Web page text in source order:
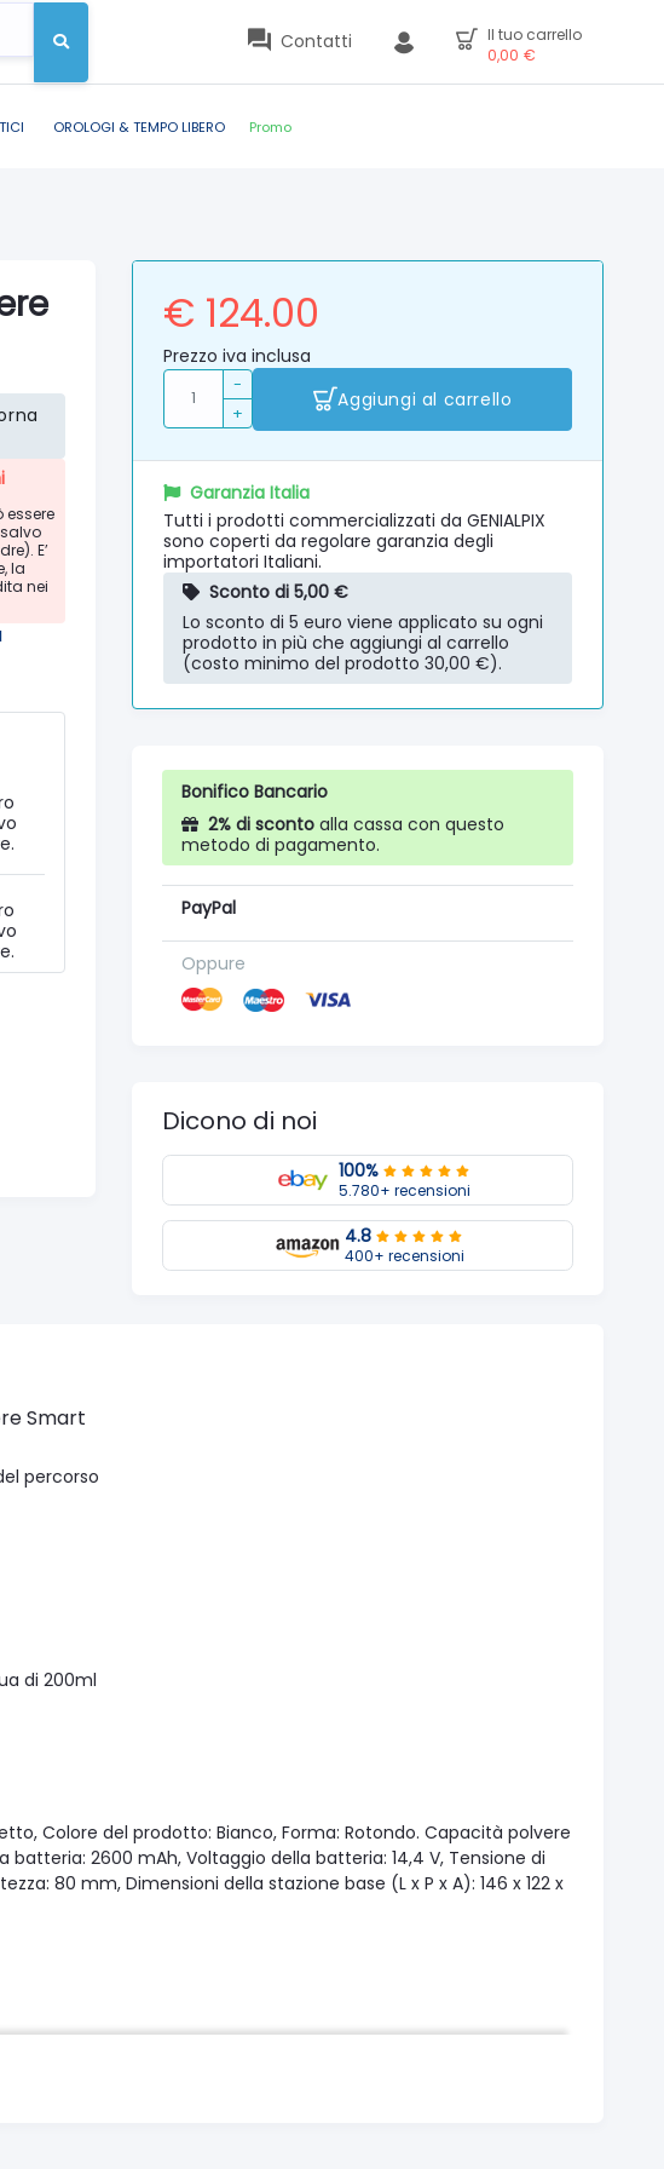
Contatti
Il tuo carrello
0,00 €
OROLOGI & TEMPO LIBERO Promo
essere
E’
la
nei
€ 124.00
Prezzo iva inclusa
-
+
Aggiungi al carrello
Garanzia Italia
Tutti i prodotti commercializzati da GENIALPIX
sono coperti da regolare garanzia degli
importatori Italiani.
Sconto di 5,00 €
Lo sconto di 5 euro viene applicato su ogni
prodotto in più che aggiungi al carrello
(costo minimo del prodotto 30,00 €).
Bonifico Bancario
2% di sconto alla cassa con questo
metodo di pagamento.
PayPal
Oppure
Dicono di noi
100%
5.780+ recensioni
4.8
400+ recensioni
Smart
percorso
di 200ml
Colore del prodotto: Bianco, Forma: Rotondo. Capacità polvere
2600 mAh, Voltaggio della batteria: 14,4 V, Tensione di
80 mm, Dimensioni della stazione base (L x P x A): 146 x 122 x